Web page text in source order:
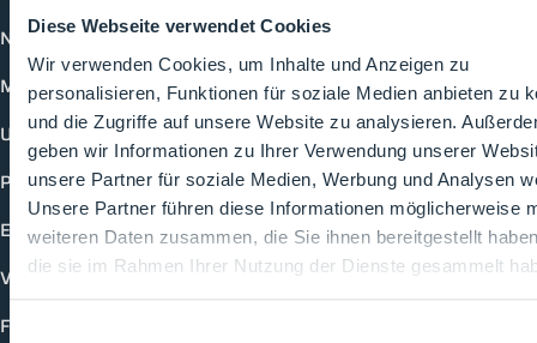
Diese Webseite verwendet Cookies
Wir verwenden Cookies, um Inhalte und Anzeigen zu
personalisieren, Funktionen für soziale Medien anbieten zu
und die Zugriffe auf unsere Website zu analysieren.
geben wir Informationen zu Ihrer Verwendung unserer
unsere Partner für soziale Medien, Werbung und Analysen
Unsere Partner führen diese Informationen möglicherweise
weiteren Daten zusammen, die Sie ihnen bereitgestellt
die sie im Rahmen Ihrer Nutzung der Dienste gesammelt
Einwilligungsauswahl
News
Mediathek
Unternehmen
Produkte
Events
Vorträge
Future-Faces